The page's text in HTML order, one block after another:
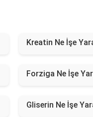
Kreatin Ne İşe
Forziga Ne İşe
Gliserin Ne İşe